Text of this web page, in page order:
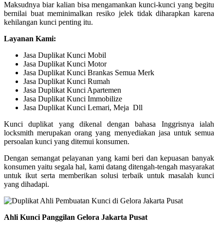
Maksudnya biar kalian bisa mengamankan kunci-kunci yang begitu
bernilai buat meminimalkan resiko jelek tidak diharapkan karena
kehilangan kunci penting itu.
Layanan Kami:
Jasa Duplikat Kunci Mobil
Jasa Duplikat Kunci Motor
Jasa Duplikat Kunci Brankas Semua Merk
Jasa Duplikat Kunci Rumah
Jasa Duplikat Kunci Apartemen
Jasa Duplikat Kunci Immobilize
Jasa Duplikat Kunci Lemari, Meja Dll
Kunci duplikat yang dikenal dengan bahasa Inggrisnya ialah
locksmith merupakan orang yang menyediakan jasa untuk semua
persoalan kunci yang ditemui konsumen.
Dengan semangat pelayanan yang kami beri dan kepuasan banyak
konsumen yaitu segala hal, kami datang ditengah-tengah masyarakat
untuk ikut serta memberikan solusi terbaik untuk masalah kunci
yang dihadapi.
Ahli Kunci Panggilan Gelora Jakarta Pusat